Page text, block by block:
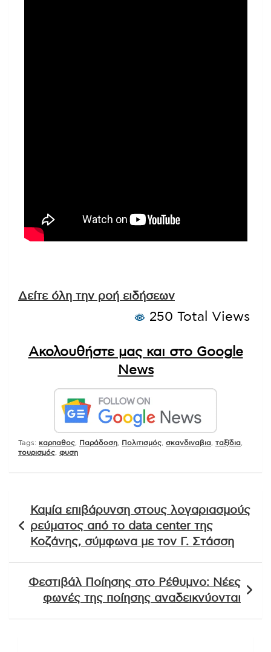
Δείτε όλη την ροή ειδήσεων
250 Total Views
Ακολουθήστε μας και στο Google
News
Tags: καρπαθος Παράδοση Πολιτισμός σκανδιναβια ταξίδια
τουρισμός φυση
άρθρων
Καμία επιβάρυνση στους λογαριασμούς
ρεύματος από το data center της
Κοζάνης, σύμφωνα με τον Γ. Στάσση
Φεστιβάλ Ποίησης στο Ρέθυμνο: Νέες
φωνές της ποίησης αναδεικνύονται